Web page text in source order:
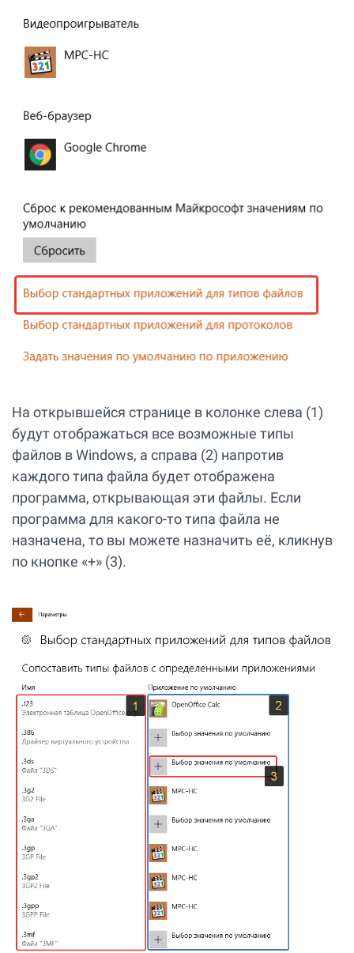
На открывшейся странице в колонке слева (1)
будут отображаться все возможные типы
файлов в Windows, а справа (2) напротив
каждого типа файла будет отображена
программа, открывающая эти файлы. Если
программа для какого-то типа файла не
назначена, то вы можете назначить её, кликнув
по кнопке «+» (3).